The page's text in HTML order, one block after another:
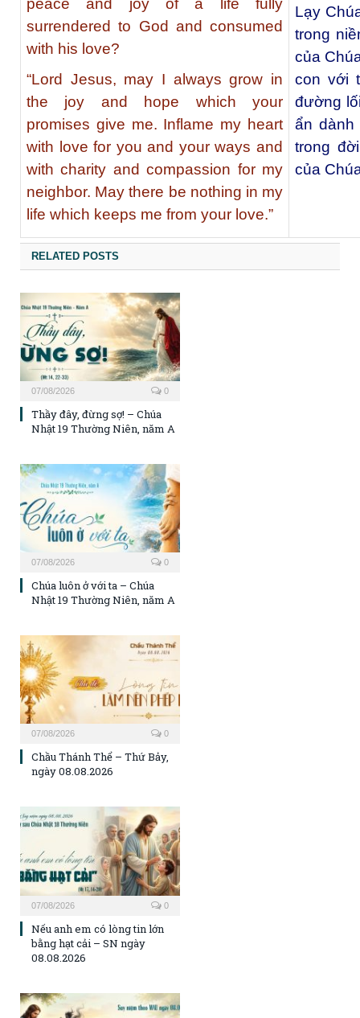
peace and joy of a life fully
surrendered to God and consumed
with his love?
“Lord Jesus, may I always grow in
the joy and hope which your
promises give me. Inflame my heart
with love for you and your ways and
with charity and compassion for my
neighbor. May there be nothing in my
life which keeps me from your love.”
Lạy
trong
của
con với
đường
ẩn dành
trong
của
RELATED POSTS
07/08/2026 0
Thầy đây, đừng sợ! – Chúa
Nhật 19 Thường Niên, năm A
07/08/2026 0
Chúa luôn ở với ta – Chúa
Nhật 19 Thường Niên, năm A
07/08/2026 0
Chầu Thánh Thể – Thứ Bảy,
ngày 08.08.2026
07/08/2026 0
Nếu anh em có lòng tin lớn
bằng hạt cải – SN ngày
08.08.2026